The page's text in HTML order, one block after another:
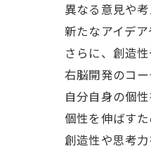
異なる意見や
新たなアイデア
さらに、創造
右脳開発のコ
自分自身の個
個性を伸ばす
創造性や思考力